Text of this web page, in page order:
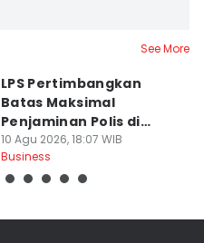
See More
LPS Pertimbangkan
Batas Maksimal
Penjaminan Polis di
Angka Rp500 Juta
10 Agu 2026, 18:07 WIB
Business